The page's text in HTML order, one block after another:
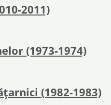
2011)
(1973-1974)
(1982-1983)